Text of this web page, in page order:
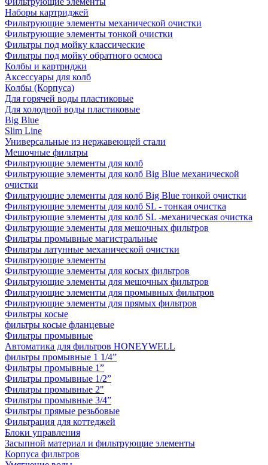
Наборы картриджей
Фильтрующие элементы механической очистки
Фильтрующие элементы тонкой очистки
Фильтры под мойку классические
Фильтры под мойку обратного осмоса
Колбы и картриджи
Аксессуары для колб
Колбы (Корпуса)
Для горячей воды пластиковые
Для холодной воды пластиковые
Big Blue
Slim Line
Универсальные из нержавеющей стали
Мешочные фильтры
Фильтрующие элементы для колб
Фильтрующие элементы для колб Big Blue механической
очистки
Фильтрующие элементы для колб Big Blue тонкой очистки
Фильтрующие элементы для колб SL - тонкая очистка
Фильтрующие элементы для колб SL -механическая очистка
Фильтрующие элементы для мешочных фильтров
Фильтры промывные магистральные
Фильтры латунные механической очистки
Фильтрующие элементы
Фильтрующие элементы для косых фильтров
Фильтрующие элементы для мешочных фильтров
Фильтрующие элементы для промывных фильтров
Фильтрующие элементы для прямых фильтров
Фильтры косые
фильтры косые фланцевые
Фильтры промывные
Автоматика для фильтров HONEYWELL
фильтры промывные 1 1/4”
Фильтры промывные 1”
Фильтры промывные 1/2”
Фильтры промывные 2"
Фильтры промывные 3/4”
Фильтры прямые резьбовые
Фильтрация для коттеджей
Блоки управления
Засыпной материал и фильтрующие элементы
Корпуса фильтров